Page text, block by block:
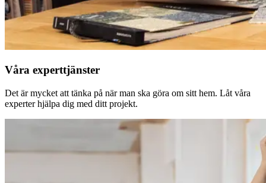
Våra experttjänster
Det är mycket att tänka på när man ska göra om sitt hem. Låt våra
experter hjälpa dig med ditt projekt.